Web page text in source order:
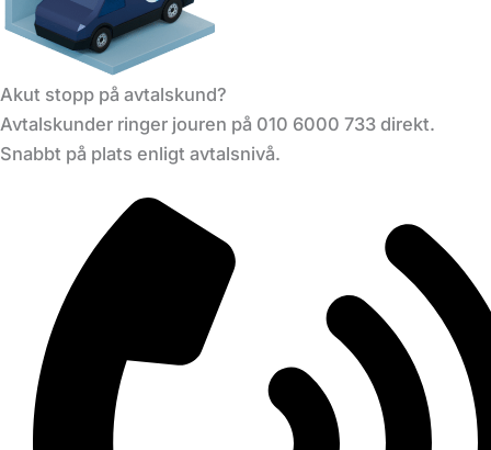
Akut stopp på avtalskund?
Avtalskunder ringer jouren på 010 6000 733 direkt.
Snabbt på plats enligt avtalsnivå.